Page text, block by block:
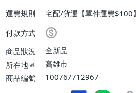
運費規則
宅配/貨運【單件運費$100】
付款方式
商品狀況
全新品
所在地區
高雄市
商品編號
100767712967